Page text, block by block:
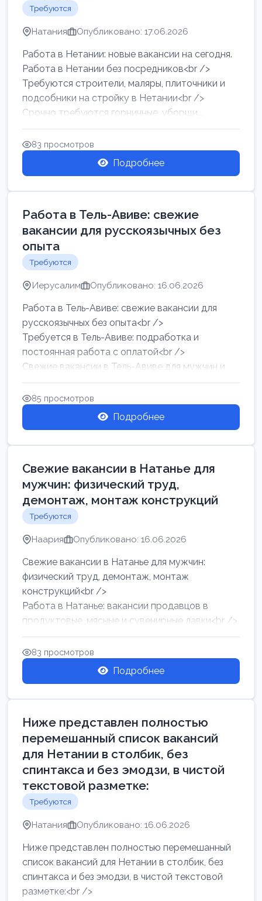
Требуются
Натания Опубликовано: 17.06.2026
Работа в Нетании: новые вакансии на сегодня.
Работа в Нетании без посредников<br />
Требуются строители, маляры, плиточники и
подсобники на стройку в Нетании<br />
Срочно требуются горничные, уборщи...
83 просмотров
Подробнее
Работа в Тель-Авиве: свежие
вакансии для русскоязычных без
опыта
Требуются
Иерусалим Опубликовано: 16.06.2026
Работа в Тель-Авиве: свежие вакансии для
русскоязычных без опыта<br />
Требуется в Тель-Авиве: подработка и
постоянная работа с оплатой<br />
Свежие вакансии в Тель-Авиве для мужчин и
женщин от хозя...
85 просмотров
Подробнее
Свежие вакансии в Натанье для
мужчин: физический труд,
демонтаж, монтаж конструкций
Требуются
Наария Опубликовано: 16.06.2026
Свежие вакансии в Натанье для мужчин:
физический труд, демонтаж, монтаж
конструкций<br />
Работа в Натанье: вакансии продавцов в
продуктовые, мясные и сувенирные лавки<br />
Разнорабочий на сборку м...
83 просмотров
Подробнее
Ниже представлен полностью
перемешанный список вакансий
для Нетании в столбик, без
спинтакса и без эмодзи, в чистой
текстовой разметке:
Требуются
Натания Опубликовано: 16.06.2026
Ниже представлен полностью перемешанный
список вакансий для Нетании в столбик, без
спинтакса и без эмодзи, в чистой текстовой
разметке:<br />